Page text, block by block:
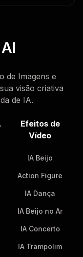
de Imagens e
visão criativa
de IA.
Efeitos de
Vídeo
IA Beijo
Action Figure
IA Dança
IA Beijo no Ar
IA Concerto
IA Trampolim